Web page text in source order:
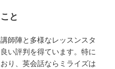
と
師陣と多様なレッスンスタ
い評判を得ています。特に
り、英会話ならミライズは